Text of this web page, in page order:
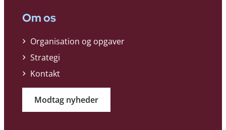
Om os
Organisation og opgaver
Strategi
Kontakt
Modtag nyheder